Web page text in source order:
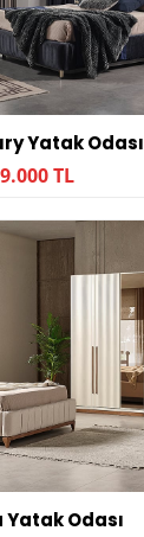
Yatak Odası
TL
Yatak Odası